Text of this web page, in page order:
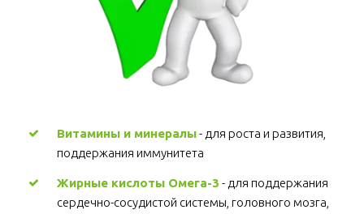
Витамины и минералы - для роста и развития,
поддержания иммунитета
Жирные кислоты Омега-3 - для поддержания
сердечно-сосудистой системы, головного мозга,